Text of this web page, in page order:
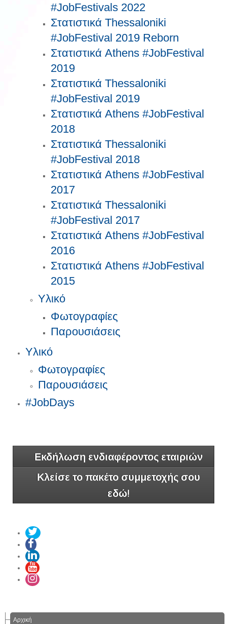
#JobFestivals 2022
Στατιστικά Thessaloniki
#JobFestival 2019 Reborn
Στατιστικά Athens #JobFestival
2019
Στατιστικά Thessaloniki
#JobFestival 2019
Στατιστικά Athens #JobFestival
2018
Στατιστικά Thessaloniki
#JobFestival 2018
Στατιστικά Athens #JobFestival
2017
Στατιστικά Thessaloniki
#JobFestival 2017
Στατιστικά Athens #JobFestival
2016
Στατιστικά Athens #JobFestival
2015
Υλικό
Φωτογραφίες
Παρουσιάσεις
Υλικό
Φωτογραφίες
Παρουσιάσεις
#JobDays
Εκδήλωση ενδιαφέροντος εταιριών
Κλείσε το πακέτο συμμετοχής σου
εδώ!
Αρχική